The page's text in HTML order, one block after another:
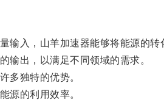
入，山羊加速器能够将能源的转
出，以满足不同领域的需求。
独特的优势。
的利用效率。